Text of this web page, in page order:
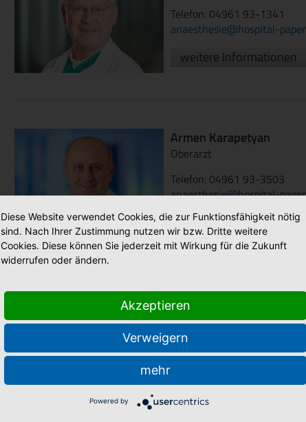
Telefon: 04961 93-1341
anaesthesie@hospital-
weitere Informationen
Armen Karapetyan
Oberarzt
Telefon: 04961 93-3503
anaesthesie@hospital-
weitere Informationen
Wilhelm Tallen
Abteilungsleitung Station 12
Telefon: 04961 93-1353
wilhelm.tallen@hospital-
Diese Website verwendet Cookies, die zur Funktionsfähigkeit nötig
sind. Nach Ihrer Zustimmung nutzen wir bzw. Dritte weitere
Cookies. Diese können Sie jederzeit mit Wirkung für die Zukunft
widerrufen oder ändern.
Akzeptieren
Verweigern
mehr
Powered by